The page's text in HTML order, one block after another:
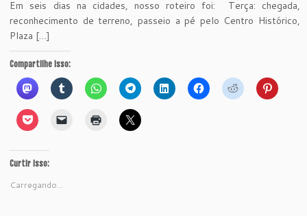
Em seis dias na cidades, nosso roteiro foi: Terça: chegada,
reconhecimento de terreno, passeio a pé pelo Centro Histórico,
Plaza […]
Compartilhe isso:
Curtir isso:
Carregando...